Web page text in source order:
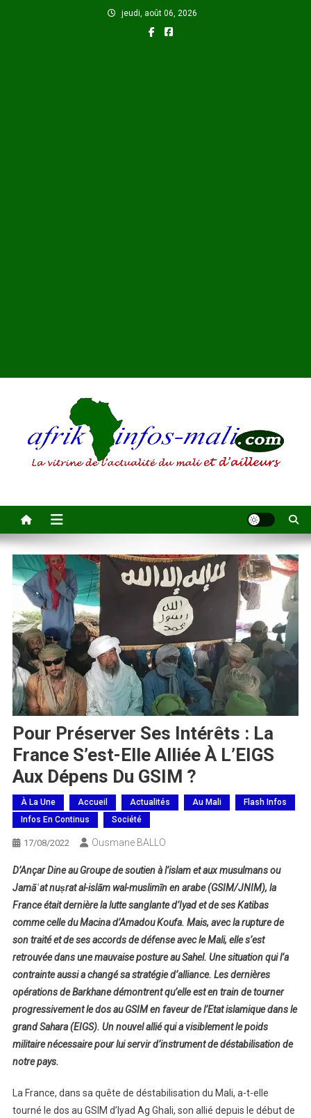
jeudi, août 06, 2026
Pour Préserver Ses Intérêts : La
France S’est-Elle Alliée À L’EIGS
Aux Dépens Du GSIM ?
À La Une Accueil Actualités Au Mali
Flash Infos
Infos En Continus
Société
17/08/2022 Ousmane BALLO
D’Ançar Dine au Groupe de soutien à l’islam et aux musulmans ou
Jamāʿat nuṣrat al-islām wal-muslimīn en arabe (GSIM/JNIM), la
France était dernière la lutte sanglante d’Iyad et de ses Katibas
comme celle du Macina d’Amadou Koufa. Mais, avec la rupture de
son traité et de ses accords de défense avec le Mali, elle s’est
retrouvée dans une mauvaise posture au Sahel. Une situation qui l’a
contrainte aussi a changé sa stratégie d’alliance. Les dernières
opérations de Barkhane démontrent qu’elle est en train de tourner
progressivement le dos au GSIM en faveur de l’Etat islamique dans le
grand Sahara (EIGS). Un nouvel allié qui a visiblement le poids
militaire nécessaire pour lui servir d’instrument de déstabilisation de
notre pays.
La France, dans sa quête de déstabilisation du Mali, a-t-elle
tourné le dos au GSIM d’Iyad Ag Ghali, son allié depuis le début de